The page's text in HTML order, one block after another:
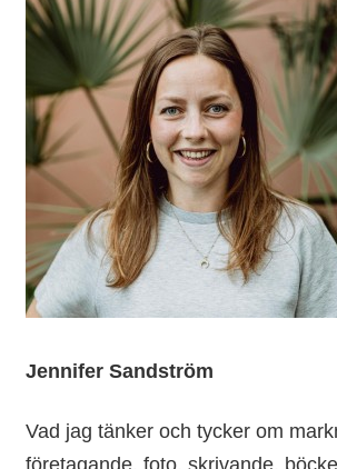
Jennifer Sandström
Vad jag tänker och tycker om
företagande, foto, skrivande,